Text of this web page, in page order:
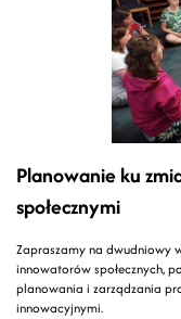
Planowanie ku
społecznymi
Zapraszamy na dwudniowy
innowatorów społecznych,
planowania i zarządzania
innowacyjnymi.